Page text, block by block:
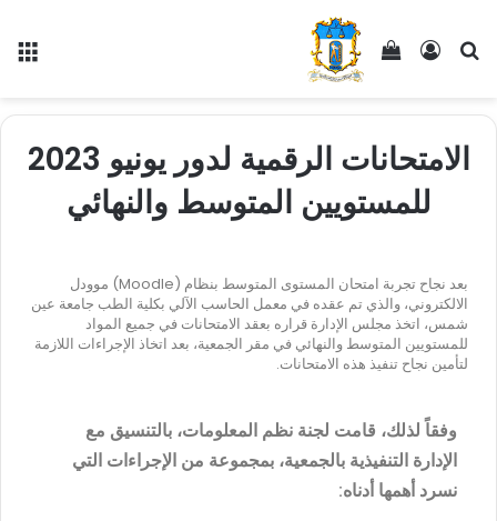
الامتحانات الرقمية لدور يونيو 2023
للمستويين المتوسط والنهائي
بعد نجاح تجربة امتحان المستوى المتوسط بنظام (Moodle) موودل
الالكتروني، والذي تم عقده في معمل الحاسب الآلي بكلية الطب جامعة عين
شمس، اتخذ مجلس الإدارة قراره بعقد الامتحانات في جميع المواد
للمستويين المتوسط والنهائي في مقر الجمعية، بعد اتخاذ الإجراءات اللازمة
لتأمين نجاح تنفيذ هذه الامتحانات.
وفقاً لذلك، قامت لجنة نظم المعلومات، بالتنسيق مع
الإدارة التنفيذية بالجمعية، بمجموعة من الإجراءات التي
نسرد أهمها أدناه: